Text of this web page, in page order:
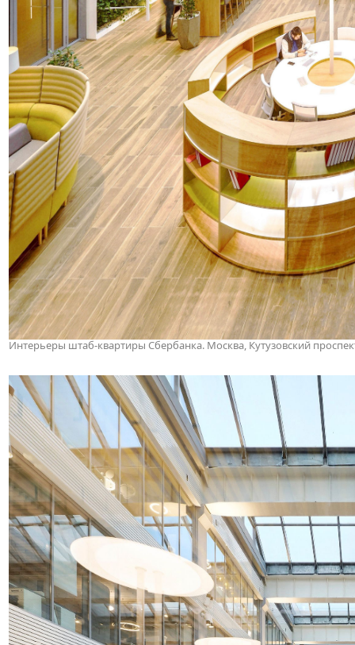
Интерьеры штаб-квартиры Сбербанка. Москва, Кутузовский